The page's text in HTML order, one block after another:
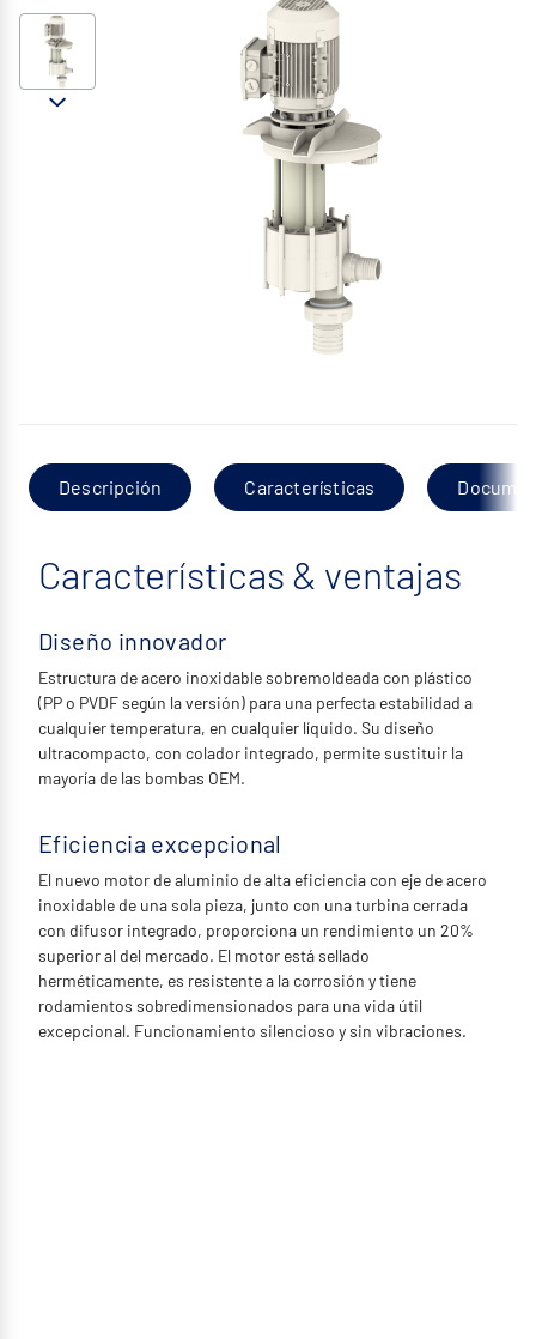
Descripción Características
Características & ventajas
Diseño innovador
Estructura de acero inoxidable sobremoldeada con plástico
(PP o PVDF según la versión) para una perfecta estabilidad a
cualquier temperatura, en cualquier líquido. Su diseño
ultracompacto, con colador integrado, permite sustituir la
mayoría de las bombas OEM.
Eficiencia excepcional
El nuevo motor de aluminio de alta eficiencia con eje de acero
inoxidable de una sola pieza, junto con una turbina cerrada
con difusor integrado, proporciona un rendimiento un 20%
superior al del mercado. El motor está sellado
herméticamente, es resistente a la corrosión y tiene
rodamientos sobredimensionados para una vida útil
excepcional. Funcionamiento silencioso y sin vibraciones.